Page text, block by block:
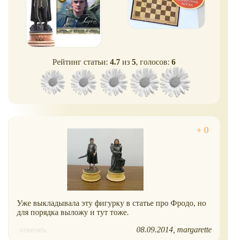
Рейтинг статьи: 4.7 из 5, голосов: 6
Уже выкладывала эту фигурку в статье про Фродо, но
для порядка выложу и тут тоже.
ответить 08.09.2014 margarette